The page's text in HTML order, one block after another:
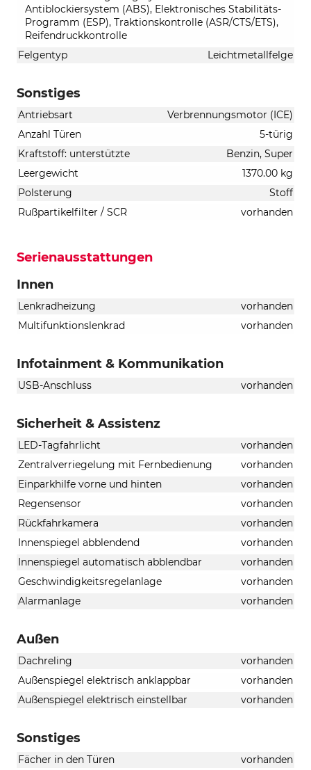
Antiblockiersystem (ABS), Elektronisches Stabilitäts-
Programm (ESP), Traktionskontrolle (ASR/CTS/ETS),
Reifendruckkontrolle
Felgentyp
Leichtmetallfelge
Sonstiges
Antriebsart
Verbrennungsmotor (ICE)
Anzahl Türen
5-türig
Kraftstoff: unterstützte
Benzin, Super
Leergewicht
1370.00 kg
Polsterung
Stoff
Rußpartikelfilter / SCR
vorhanden
Serienausstattungen
Innen
Lenkradheizung
vorhanden
Multifunktionslenkrad
vorhanden
Infotainment & Kommunikation
USB-Anschluss vorhanden
Sicherheit & Assistenz
LED-Tagfahrlicht
vorhanden
Zentralverriegelung mit Fernbedienung
vorhanden
Einparkhilfe vorne und hinten
vorhanden
Regensensor
vorhanden
Rückfahrkamera
vorhanden
Innenspiegel abblendend
vorhanden
Innenspiegel automatisch abblendbar
vorhanden
Geschwindigkeitsregelanlage
vorhanden
Alarmanlage
vorhanden
Außen
Dachreling
vorhanden
Außenspiegel elektrisch anklappbar
vorhanden
Außenspiegel elektrisch einstellbar
vorhanden
Sonstiges
Fächer in den Türen
vorhanden